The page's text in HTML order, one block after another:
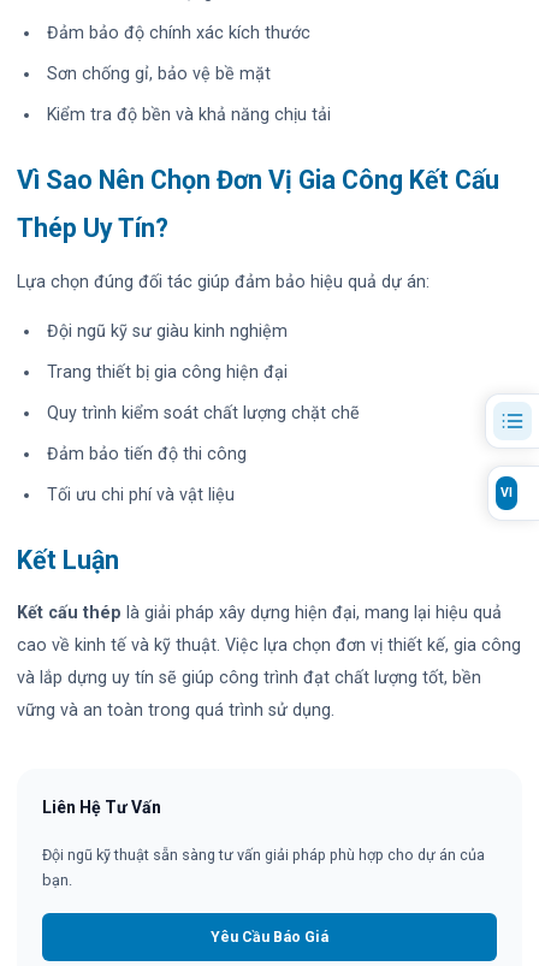
Đảm bảo độ chính xác kích thước
Sơn chống gỉ, bảo vệ bề mặt
Kiểm tra độ bền và khả năng chịu tải
Vì Sao Nên Chọn Đơn Vị Gia Công Kết Cấu
Thép Uy Tín?
Lựa chọn đúng đối tác giúp đảm bảo hiệu quả dự án:
Đội ngũ kỹ sư giàu kinh nghiệm
Trang thiết bị gia công hiện đại
Quy trình kiểm soát chất lượng chặt chẽ
Đảm bảo tiến độ thi công
Tối ưu chi phí và vật liệu
Kết Luận
Kết cấu thép là giải pháp xây dựng hiện đại, mang lại hiệu quả
cao về kinh tế và kỹ thuật. Việc lựa chọn đơn vị thiết kế, gia công
và lắp dựng uy tín sẽ giúp công trình đạt chất lượng tốt, bền
vững và an toàn trong quá trình sử dụng.
Liên Hệ Tư Vấn
Đội ngũ kỹ thuật sẵn sàng tư vấn giải pháp phù hợp cho dự án của
bạn.
Yêu Cầu Báo Giá
VI